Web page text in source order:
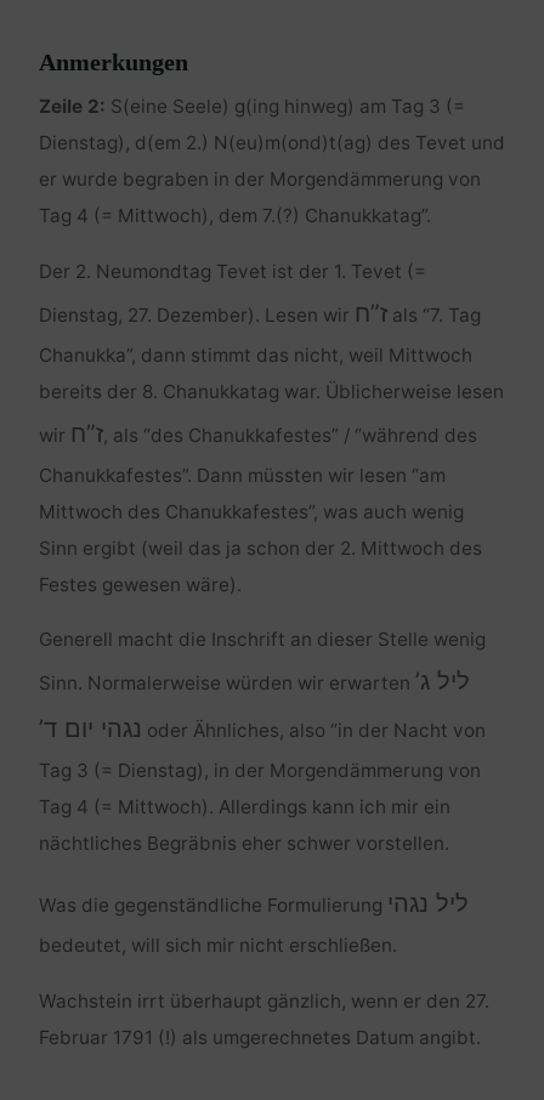
Anmerkungen
Zeile 2: S(eine Seele) g(ing hinweg) am Tag 3 (=
Dienstag), d(em 2.) N(eu)m(ond)t(ag) des Tevet und
er wurde begraben in der Morgendämmerung von
Tag 4 (= Mittwoch), dem 7.(?) Chanukkatag”.
Der 2. Neumondtag Tevet ist der 1. Tevet (=
Dienstag, 27. Dezember). Lesen wir ז”חals “7. Tag
Chanukka”, dann stimmt das nicht, weil Mittwoch
bereits der 8. Chanukkatag war. Üblicherweise lesen
wir ז”ח, als “des Chanukkafestes” / “während des
Chanukkafestes”. Dann müssten wir lesen “am
Mittwoch des Chanukkafestes”, was auch wenig
Sinn ergibt (weil das ja schon der 2. Mittwoch des
Festes gewesen wäre).
Generell macht die Inschrift an dieser Stelle wenig
Sinn. Normalerweise würden wir erwarten ליל ג’
נגהי יום ד’ oder Ähnliches, also “in der Nacht von
Tag 3 (= Dienstag), in der Morgendämmerung von
Tag 4 (= Mittwoch). Allerdings kann ich mir ein
nächtliches Begräbnis eher schwer vorstellen.
Was die gegenständliche Formulierung ליל נגהי
bedeutet, will sich mir nicht erschließen.
Wachstein irrt überhaupt gänzlich, wenn er den 27.
Februar 1791 (!) als umgerechnetes Datum angibt.